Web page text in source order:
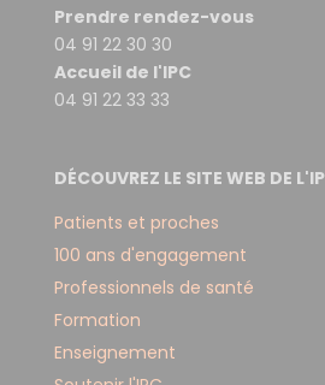
Prendre rendez-vous
04 91 22 30 30
Accueil de l'IPC
04 91 22 33 33
DÉCOUVREZ LE SITE WEB DE
Patients et proches
100 ans d'engagement
Professionnels de santé
Formation
Enseignement